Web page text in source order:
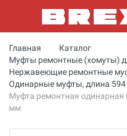
Главная
Каталог
Муфты ремонтные (хомуты)
Нержавеющие ремонтные
Одинарные муфты, длина
Муфта ремонтная
мм